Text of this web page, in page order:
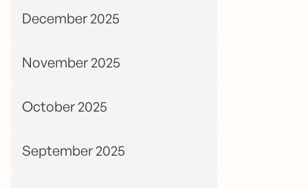
December 2025
November 2025
October 2025
September 2025